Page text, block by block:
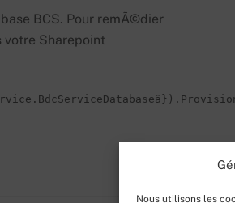
Nous utilisons les
BCS. Pour remÃ©dier
votre Sharepoint